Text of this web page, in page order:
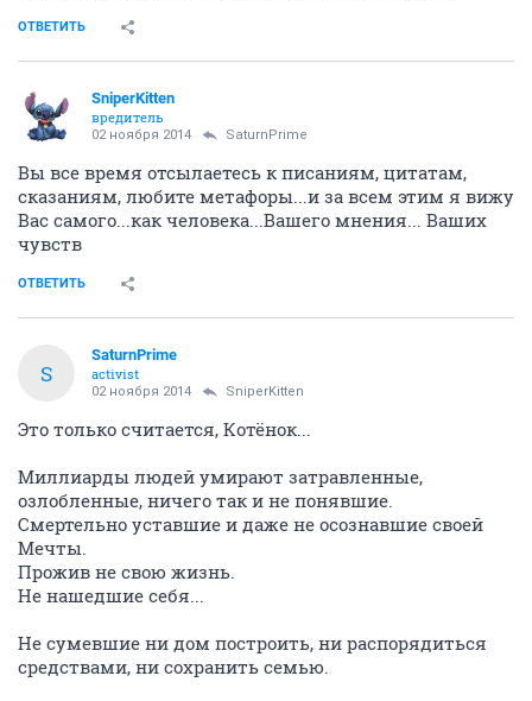
ОТВЕТИТЬ
SniperKitten
вредитель
02 ноября 2014 SaturnPrime
Вы все время отсылаетесь к писаниям, цитатам,
сказаниям, любите метафоры...и за всем этим я вижу
Вас самого...как человека...Вашего мнения... Ваших
чувств
ОТВЕТИТЬ
S
SaturnPrime
activist
02 ноября 2014 SniperKitten
Это только считается, Котёнок...
Миллиарды людей умирают затравленные,
озлобленные, ничего так и не понявшие.
Смертельно уставшие и даже не осознавшие своей
Мечты.
Прожив не свою жизнь.
Не нашедшие себя...
Не сумевшие ни дом построить, ни распорядиться
средствами, ни сохранить семью.